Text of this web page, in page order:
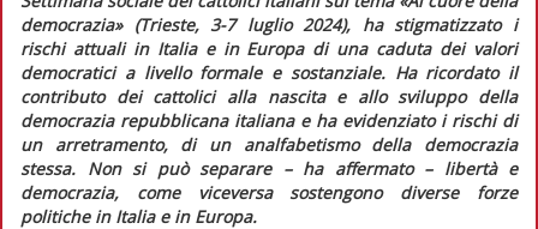
democrazia» (Trieste, 3-7 luglio 2024), ha stigmatizzato i
rischi attuali in Italia e in Europa di una caduta dei valori
democratici a livello formale e sostanziale. Ha ricordato il
contributo dei cattolici alla nascita e allo sviluppo della
democrazia repubblicana italiana e ha evidenziato i rischi di
un arretramento, di un analfabetismo della democrazia
stessa. Non si può separare – ha affermato – libertà e
democrazia, come viceversa sostengono diverse forze
politiche in Italia e in Europa.